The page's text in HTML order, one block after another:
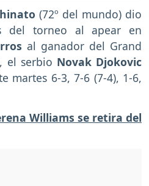
(72º del mundo) dio
del torneo al apear en
al ganador del Grand
el serbio Novak Djokovic
martes 6-3, 7-6 (7-4), 1-6,
Williams se retira del